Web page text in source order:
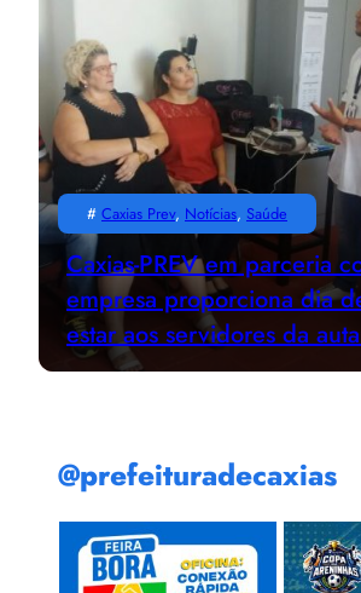
# Caxias Prev, Notícias, Saúde
Caxias-PREV em parceria
empresa proporciona dia
estar aos servidores da
@prefeituradecaxias